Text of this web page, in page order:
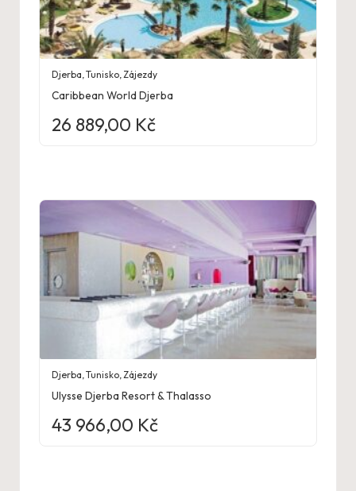
Djerba,Tunisko,Zájezdy
Caribbean World Djerba
26 889,00 Kč
Djerba,Tunisko,Zájezdy
Ulysse Djerba Resort & Thalasso
43 966,00 Kč